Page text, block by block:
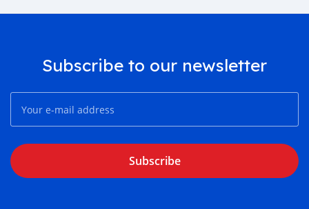
Subscribe to our newsletter
Subscribe